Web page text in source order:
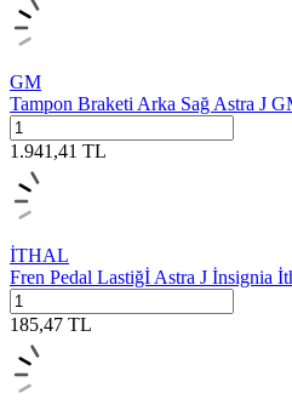
GM
Tampon Braketi Arka Sağ Astra J
1.941,41 TL
İTHAL
Fren Pedal Lastiğİ Astra J İnsignia
185,47 TL